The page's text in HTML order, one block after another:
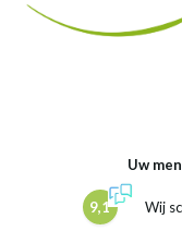
Uw
9,1 Wij